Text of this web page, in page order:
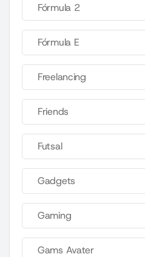
Fórmula 2
Fórmula E
Freelancing
Friends
Futsal
Gadgets
Gaming
Gams Avater